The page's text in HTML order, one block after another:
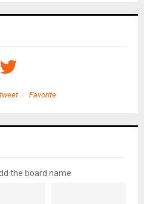
Favorite
the board name